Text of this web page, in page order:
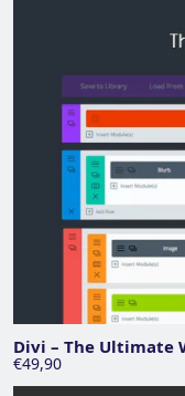
Divi – The Ultimate
€49,90